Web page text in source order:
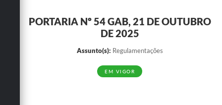
Legislação
PORTARIA Nº 54 GAB, 21 DE OUTUBRO
DE 2025
Assunto(s): Regulamentações
EM VIGOR